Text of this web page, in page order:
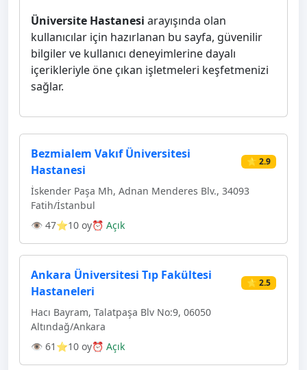
Üniversite Hastanesi arayışında olan
kullanıcılar için hazırlanan bu sayfa, güvenilir
bilgiler ve kullanıcı deneyimlerine dayalı
içerikleriyle öne çıkan işletmeleri keşfetmenizi
sağlar.
Bezmialem Vakıf Üniversitesi
Hastanesi
⭐ 2.9
İskender Paşa Mh, Adnan Menderes Blv., 34093
Fatih/İstanbul
👁 47⭐10 oy⏰ Açık
Ankara Üniversitesi Tıp Fakültesi
Hastaneleri
⭐ 2.5
Hacı Bayram, Talatpaşa Blv No:9, 06050
Altındağ/Ankara
👁 61 ⭐10 oy⏰ Açık